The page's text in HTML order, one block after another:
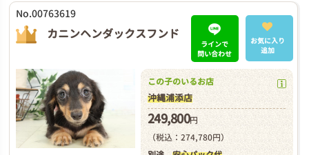
No.00763619
カニンヘンダックスフンド
ラインで
問い合わせ
お気に入り
追加
この子のいるお店
沖縄浦添店
249,800円
（税込：274,780円）